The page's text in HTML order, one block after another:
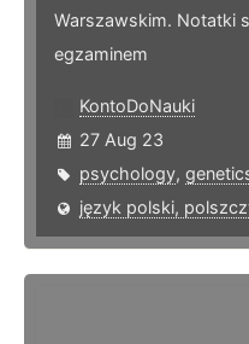
Warszawskim. Notatki
egzaminem
KontoDoNauki
27 Aug 23
psychology,
język polski,